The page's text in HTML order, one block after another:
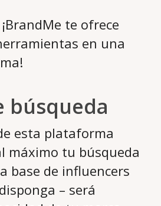
te ofrece
en una
búsqueda
esta plataforma
máximo tu búsqueda
base de influencers
– será